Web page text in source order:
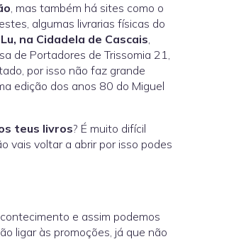
, mas também há sites como o
algumas livrarias físicas do
na Cidadela de Cascais,
de Portadores de Trissomia 21,
por isso não faz grande
edição dos anos 80 do Miguel
teus livros? É muito difícil
vais voltar a abrir por isso podes
e assim podemos
ligar às promoções, já que não